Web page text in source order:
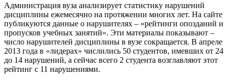
Администрация вуза анализирует статистику нарушений
дисциплины ежемесячно на протяжении многих лет. На сайте
публикуются данные о нарушителях – «рейтинги опозданий и
пропусков учебных занятий». Эти материалы показывают –
число нарушителей дисциплины в вузе сокращается. В апреле
2013 года в «лидерах» числились 50 студентов, имевших от 24
до 14 нарушений, а сейчас всего 2 студента возглавляют этот
рейтинг с 11 нарушениями.